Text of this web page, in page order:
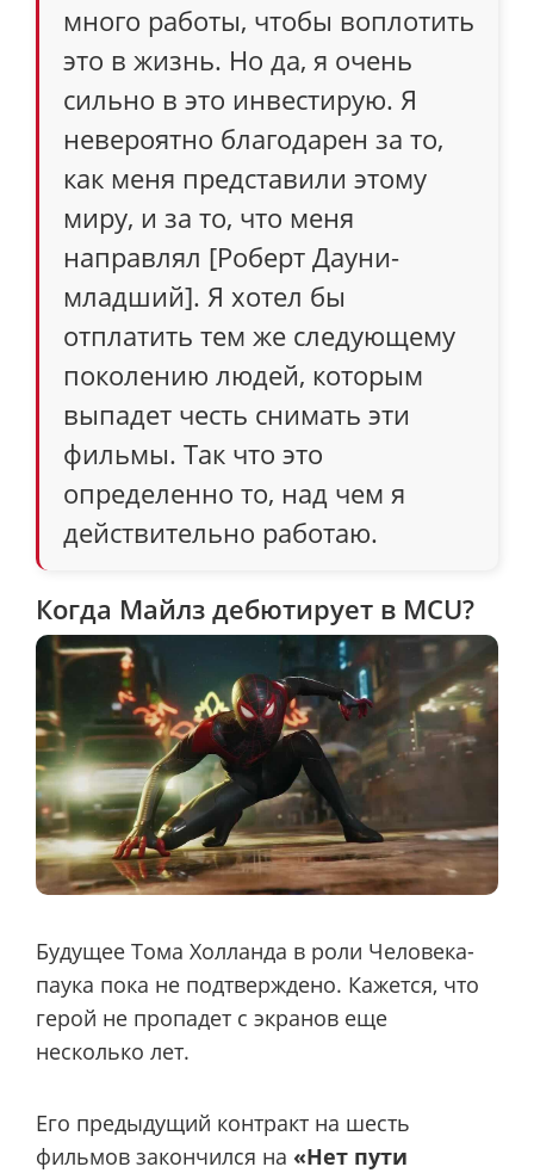
много работы, чтобы воплотить
это в жизнь. Но да, я очень
сильно в это инвестирую. Я
невероятно благодарен за то,
как меня представили этому
миру, и за то, что меня
направлял [Роберт Дауни-
младший]. Я хотел бы
отплатить тем же следующему
поколению людей, которым
выпадет честь снимать эти
фильмы. Так что это
определенно то, над чем я
действительно работаю.
Когда Майлз дебютирует в MCU?
Будущее Тома Холланда в роли Человека-
паука пока не подтверждено. Кажется, что
герой не пропадет с экранов еще
несколько лет.
Его предыдущий контракт на шесть
фильмов закончился на «Нет пути